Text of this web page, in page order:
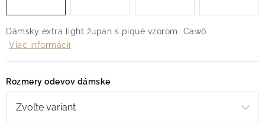
Dámsky extra light župan s piqué vzorom Cawö
Viac informácií
Rozmery odevov dámske